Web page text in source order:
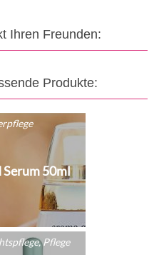
Ihren Freunden:
Produkte:
Serum 50ml
Pflege